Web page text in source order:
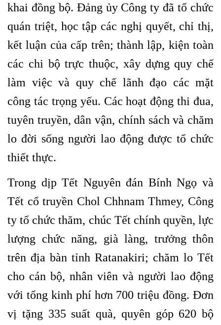
khai đồng bộ. Đảng ủy Công ty đã tổ chức
quán triệt, học tập các nghị quyết, chỉ thị,
kết luận của cấp trên; thành lập, kiện toàn
các chi bộ trực thuộc, xây dựng quy chế
làm việc và quy chế lãnh đạo các mặt
công tác trọng yếu. Các hoạt động thi đua,
tuyên truyền, dân vận, chính sách và chăm
lo đời sống người lao động được tổ chức
thiết thực.
Trong dịp Tết Nguyên đán Bính Ngọ và
Tết cổ truyền Chol Chhnam Thmey, Công
ty tổ chức thăm, chúc Tết chính quyền, lực
lượng chức năng, già làng, trưởng thôn
trên địa bàn tỉnh Ratanakiri; chăm lo Tết
cho cán bộ, nhân viên và người lao động
với tổng kinh phí hơn 700 triệu đồng. Đơn
vị tặng 335 suất quà, quyên góp 620 bộ